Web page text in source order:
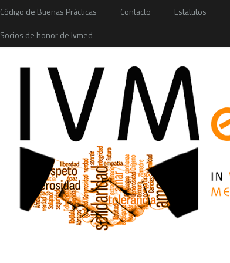
Código de Buenas Prácticas Contacto Estatutos
Socios de honor de Ivmed